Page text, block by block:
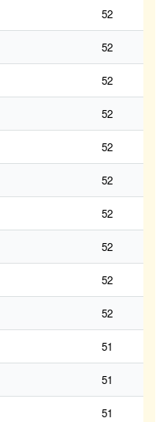
52
52
52
52
52
52
52
52
52
52
51
51
51